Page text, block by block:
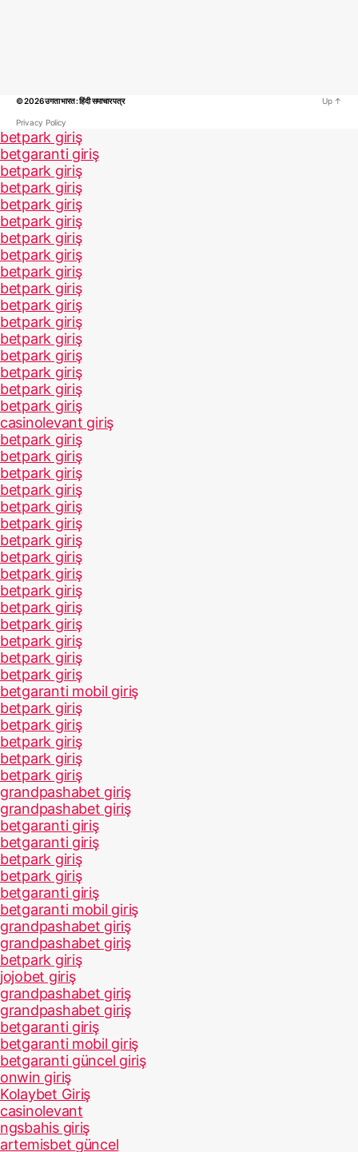
© 2026उगता भारत : हिंदी समाचार पत्र
Privacy Policy
Up ↑
betpark giriş
betgaranti giriş
betpark giriş
betpark giriş
betpark giriş
betpark giriş
betpark giriş
betpark giriş
betpark giriş
betpark giriş
betpark giriş
betpark giriş
betpark giriş
betpark giriş
betpark giriş
betpark giriş
betpark giriş
casinolevant giriş
betpark giriş
betpark giriş
betpark giriş
betpark giriş
betpark giriş
betpark giriş
betpark giriş
betpark giriş
betpark giriş
betpark giriş
betpark giriş
betpark giriş
betpark giriş
betpark giriş
betpark giriş
betgaranti mobil giriş
betpark giriş
betpark giriş
betpark giriş
betpark giriş
betpark giriş
grandpashabet giriş
grandpashabet giriş
betgaranti giriş
betgaranti giriş
betpark giriş
betpark giriş
betgaranti giriş
betgaranti mobil giriş
grandpashabet giriş
grandpashabet giriş
betpark giriş
jojobet giriş
grandpashabet giriş
grandpashabet giriş
betgaranti giriş
betgaranti mobil giriş
betgaranti güncel giriş
onwin giriş
Kolaybet Giriş
casinolevant
ngsbahis giriş
artemisbet güncel